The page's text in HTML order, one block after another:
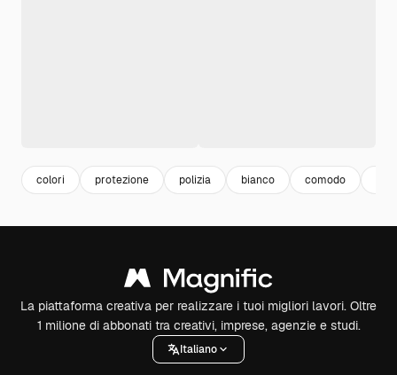
colori protezione polizia bianco comodo
La piattaforma creativa per realizzare i tuoi migliori lavori. Oltre
1 milione di abbonati tra creativi, imprese, agenzie e studi.
Italiano